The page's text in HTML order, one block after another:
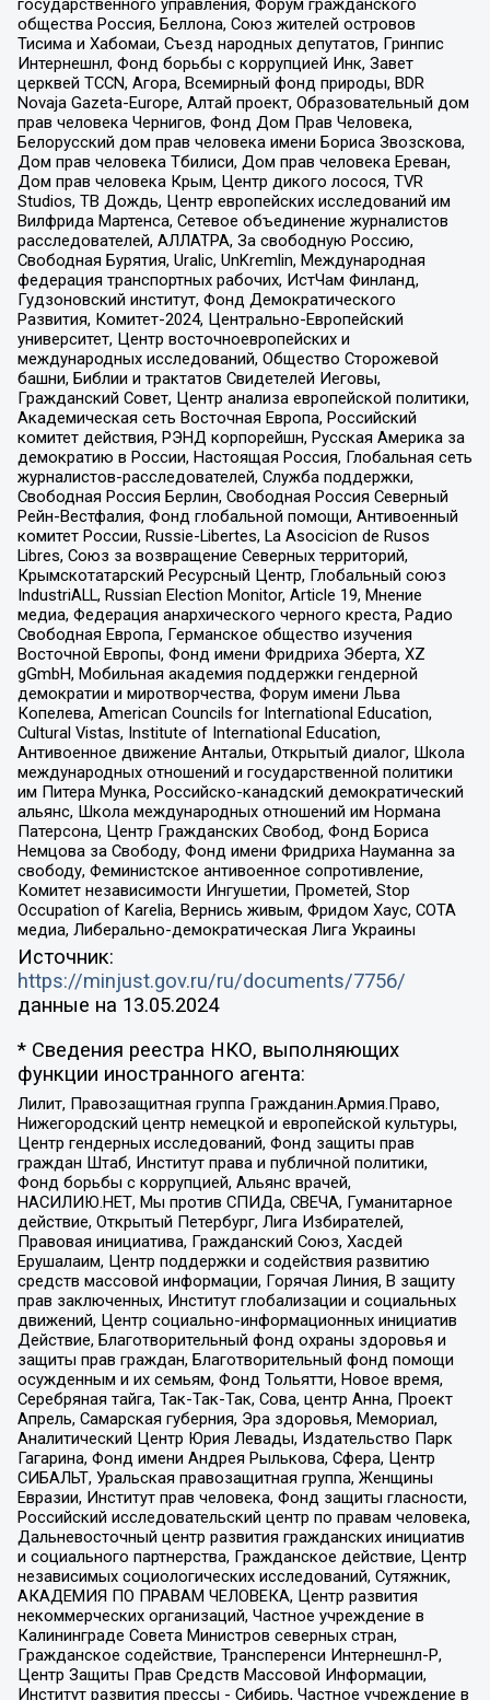
государственного управления, Форум гражданского
общества Россия, Беллона, Союз жителей островов
Тисима и Хабомаи, Съезд народных депутатов, Гринпис
Интернешнл, Фонд борьбы с коррупцией Инк, Завет
церквей TCCN, Агора, Всемирный фонд природы, BDR
Novaja Gazeta-Europe, Алтай проект, Образовательный дом
прав человека Чернигов, Фонд Дом Прав Человека,
Белорусский дом прав человека имени Бориса Звозскова,
Дом прав человека Тбилиси, Дом прав человека Ереван,
Дом прав человека Крым, Центр дикого лосося, TVR
Studios, ТВ Дождь, Центр европейских исследований им
Вилфрида Мартенса, Сетевое объединение журналистов
расследователей, АЛЛАТРА, За свободную Россию,
Свободная Бурятия, Uralic, UnKremlin, Международная
федерация транспортных рабочих, ИстЧам Финланд,
Гудзоновский институт, Фонд Демократического
Развития, Комитет-2024, Центрально-Европейский
университет, Центр восточноевропейских и
международных исследований, Общество Сторожевой
башни, Библии и трактатов Свидетелей Иеговы,
Гражданский Совет, Центр анализа европейской политики,
Академическая сеть Восточная Европа, Российский
комитет действия, РЭНД корпорейшн, Русская Америка за
демократию в России, Настоящая Россия, Глобальная сеть
журналистов-расследователей, Служба поддержки,
Свободная Россия Берлин, Свободная Россия Северный
Рейн-Вестфалия, Фонд глобальной помощи, Антивоенный
комитет России, Russie-Libertes, La Asocicion de Rusos
Libres, Союз за возвращение Северных территорий,
Крымскотатарский Ресурсный Центр, Глобальный союз
IndustriALL, Russian Election Monitor, Article 19, Мнение
медиа, Федерация анархического черного креста, Радио
Свободная Европа, Германское общество изучения
Восточной Европы, Фонд имени Фридриха Эберта, XZ
gGmbH, Мобильная академия поддержки гендерной
демократии и миротворчества, Форум имени Льва
Копелева, American Councils for International Education,
Cultural Vistas, Institute of International Education,
Антивоенное движение Антальи, Открытый диалог, Школа
международных отношений и государственной политики
им Питера Мунка, Российско-канадский демократический
альянс, Школа международных отношений им Нормана
Патерсона, Центр Гражданских Свобод, Фонд Бориса
Немцова за Свободу, Фонд имени Фридриха Науманна за
свободу, Феминистское антивоенное сопротивление,
Комитет независимости Ингушетии, Прометей, Stop
Occupation of Karelia, Вернись живым, Фридом Хаус, СОТА
медиа, Либерально-демократическая Лига Украины
Источник:
https://minjust.gov.ru/ru/documents/7756/
данные на 13.05.2024
* Сведения реестра НКО, выполняющих
функции иностранного агента:
Лилит, Правозащитная группа Гражданин.Армия.Право,
Нижегородский центр немецкой и европейской культуры,
Центр гендерных исследований, Фонд защиты прав
граждан Штаб, Институт права и публичной политики,
Фонд борьбы с коррупцией, Альянс врачей,
НАСИЛИЮ.НЕТ, Мы против СПИДа, СВЕЧА, Гуманитарное
действие, Открытый Петербург, Лига Избирателей,
Правовая инициатива, Гражданский Союз, Хасдей
Ерушалаим, Центр поддержки и содействия развитию
средств массовой информации, Горячая Линия, В защиту
прав заключенных, Институт глобализации и социальных
движений, Центр социально-информационных инициатив
Действие, Благотворительный фонд охраны здоровья и
защиты прав граждан, Благотворительный фонд помощи
осужденным и их семьям, Фонд Тольятти, Новое время,
Серебряная тайга, Так-Так-Так, Сова, центр Анна, Проект
Апрель, Самарская губерния, Эра здоровья, Мемориал,
Аналитический Центр Юрия Левады, Издательство Парк
Гагарина, Фонд имени Андрея Рылькова, Сфера, Центр
СИБАЛЬТ, Уральская правозащитная группа, Женщины
Евразии, Институт прав человека, Фонд защиты гласности,
Российский исследовательский центр по правам человека,
Дальневосточный центр развития гражданских инициатив
и социального партнерства, Гражданское действие, Центр
независимых социологических исследований, Сутяжник,
АКАДЕМИЯ ПО ПРАВАМ ЧЕЛОВЕКА, Центр развития
некоммерческих организаций, Частное учреждение в
Калининграде Совета Министров северных стран,
Гражданское содействие, Трансперенси Интернешнл-Р,
Центр Защиты Прав Средств Массовой Информации,
Институт развития прессы - Сибирь, Частное учреждение в